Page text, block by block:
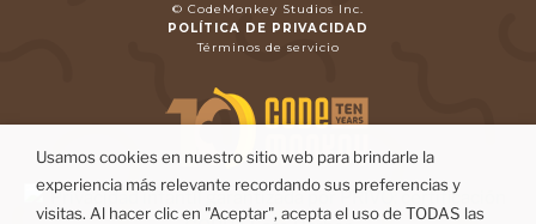
© CodeMonkey Studios Inc.
POLÍTICA DE PRIVACIDAD
Términos de servicio
Usamos cookies en nuestro sitio web para brindarle la
experiencia más relevante recordando sus preferencias y
visitas. Al hacer clic en "Aceptar", acepta el uso de TODAS las